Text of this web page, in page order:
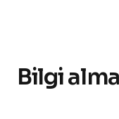
Bilgi